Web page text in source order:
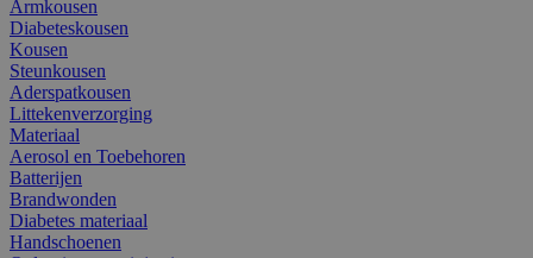
Armkousen
Diabeteskousen
Kousen
Steunkousen
Aderspatkousen
Littekenverzorging
Materiaal
Aerosol en Toebehoren
Batterijen
Brandwonden
Diabetes materiaal
Handschoenen